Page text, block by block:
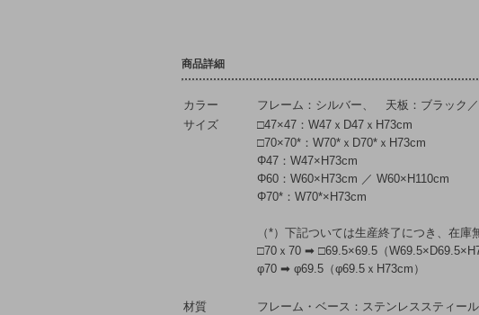
商品詳細
カラー
フレーム：シルバー、 天板：ブラック／
サイズ
□47×47：W47ｘD47ｘH73cm
□70×70*：W70*ｘD70*ｘH73cm
Φ47：W47×H73cm
Φ60：W60×H73cm ／ W60×H110cm
Φ70*：W70*×H73cm
（*）下記ついては生産終了につき、在
□70ｘ70 ➡ □69.5×69.5（
φ70 ➡ φ69.5（φ69.5ｘH73cm）
材質
フレーム・ベース：ステンレススティー